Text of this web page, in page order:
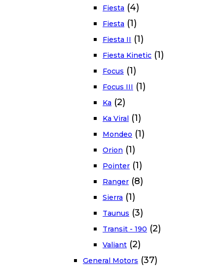
Fiesta (4)
Fiesta (1)
Fiesta II (1)
Fiesta Kinetic (1)
Focus (1)
Focus III (1)
Ka (2)
Ka Viral (1)
Mondeo (1)
Orion (1)
Pointer (1)
Ranger (8)
Sierra (1)
Taunus (3)
Transit - 190 (2)
Valiant (2)
General Motors (37)